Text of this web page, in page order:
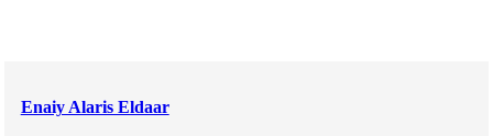
Enaiy Alaris Eldaar